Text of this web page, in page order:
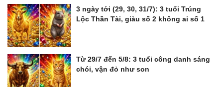
3 ngày tới (29, 30, 31/7): 3 tuổi Trúng
Lộc Thần Tài, giàu số 2 không ai số 1
Từ 29/7 đến 5/8: 3 tuổi công danh sáng
chói, vận đỏ như son